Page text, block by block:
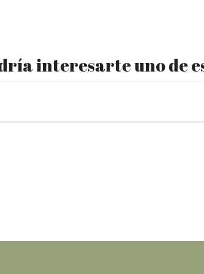
interesarte uno de